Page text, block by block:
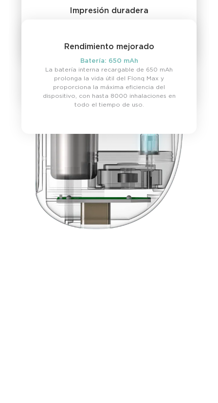
y uniforme, así como una amplia área de
Impresión duradera
proporciona un suministro de corriente estable
durante todo el ciclo de la batería. Como
resultado, desde la primera hasta la última
inhalación, el vapor se mantiene denso, suave y
lleno de sabor.
Rendimiento mejorado
Batería: 650 mAh
La batería interna recargable de 650 mAh
prolonga la vida útil del Flonq Max y
proporciona la máxima eficiencia del
dispositivo, con hasta 8000 inhalaciones en
todo el tiempo de uso.